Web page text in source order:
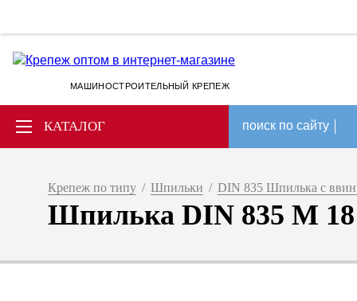
МАШИНОСТРОИТЕЛЬНЫЙ КРЕПЕЖ
КАТАЛОГ поиск по сайту
Крепеж по типу / Шпильки / DIN 835 Шпилька с
Шпилька DIN 835 M 18